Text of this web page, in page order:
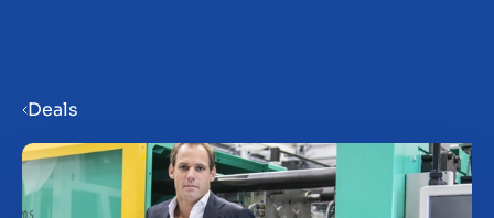
Bedrijf verkoopklaar maken
Deals